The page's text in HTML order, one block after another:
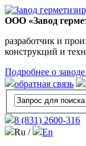
ООО «Завод
разработчик и
конструкций и
Подробнее о
обратная связь
8 (831) 2600-316
Ru /
En